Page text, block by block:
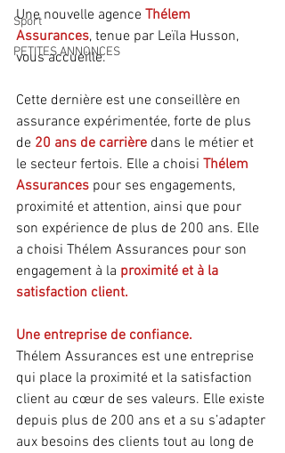
Sport
PETITES ANNONCES
Une nouvelle agence Thélem
Assurances, tenue par Leïla Husson,
vous accueille.
Cette dernière est une conseillère en
assurance expérimentée, forte de plus
de 20 ans de carrière dans le métier et
le secteur fertois. Elle a choisi Thélem
Assurances pour ses engagements,
proximité et attention, ainsi que pour
son expérience de plus de 200 ans. Elle
a choisi Thélem Assurances pour son
engagement à la proximité et à la
satisfaction client.
Une entreprise de confiance.
Thélem Assurances est une entreprise
qui place la proximité et la satisfaction
client au cœur de ses valeurs. Elle existe
depuis plus de 200 ans et a su s’adapter
aux besoins des clients tout au long de